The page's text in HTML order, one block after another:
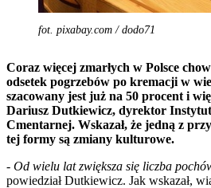
fot. pixabay.com / dodo71
Coraz więcej zmarłych w Polsce
odsetek pogrzebów po kremacji w
szacowany jest już na 50 procent i
Dariusz Dutkiewicz, dyrektor
Cmentarnej. Wskazał, że jedną z
tej formy są zmiany kulturowe.
- Od wielu lat zwiększa się liczba
powiedział Dutkiewicz. Jak wskazał,